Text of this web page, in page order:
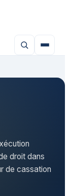
droit dans
de cassation